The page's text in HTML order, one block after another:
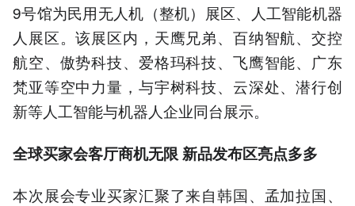
9号馆为民用无人机（整机）展区、人工智能机器
人展区。该展区内，天鹰兄弟、百纳智航、交控
航空、傲势科技、爱格玛科技、飞鹰智能、广东
梵亚等空中力量，与宇树科技、云深处、潜行创
新等人工智能与机器人企业同台展示。
全球买家会客厅商机无限 新品发布区亮点多多
本次展会专业买家汇聚了来自韩国、孟加拉国、